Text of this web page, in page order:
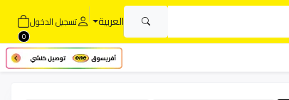
العربية تسجيل الدخول
0